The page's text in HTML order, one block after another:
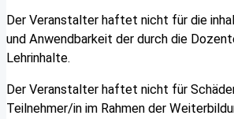
Der Veranstalter haftet nicht für die
und Anwendbarkeit der durch die
Lehrinhalte.
Der Veranstalter haftet nicht für
Teilnehmer/in im Rahmen der